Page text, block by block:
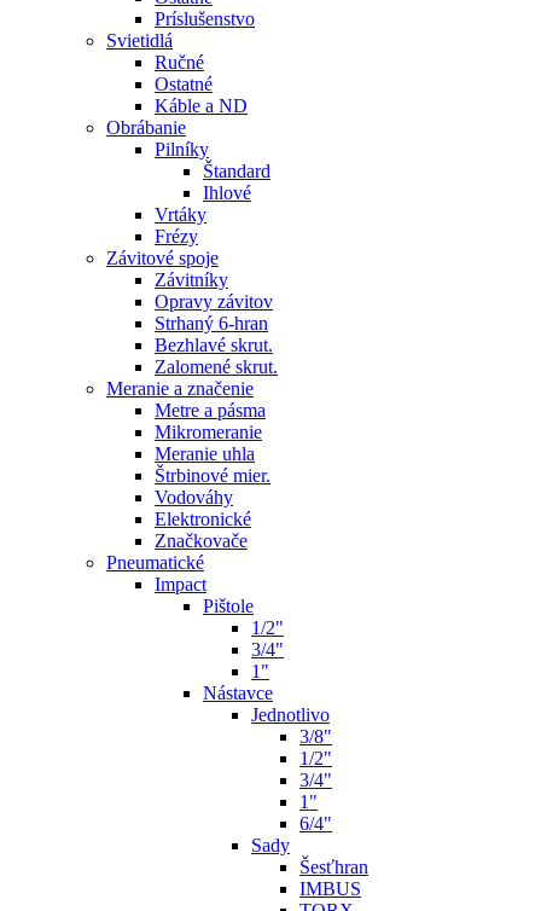
Príslušenstvo
Svietidlá
Ručné
Ostatné
Káble a ND
Obrábanie
Pilníky
Štandard
Ihlové
Vrtáky
Frézy
Závitové spoje
Závitníky
Opravy závitov
Strhaný 6-hran
Bezhlavé skrut.
Zalomené skrut.
Meranie a značenie
Metre a pásma
Mikromeranie
Meranie uhla
Štrbinové mier.
Vodováhy
Elektronické
Značkovače
Pneumatické
Impact
Pištole
1/2"
3/4"
1"
Nástavce
Jednotlivo
3/8"
1/2"
3/4"
1"
6/4"
Sady
Šesťhran
IMBUS